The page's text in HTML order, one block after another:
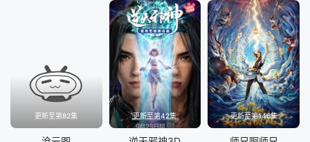
更新至第82集 更新至第42集 更新至第146集